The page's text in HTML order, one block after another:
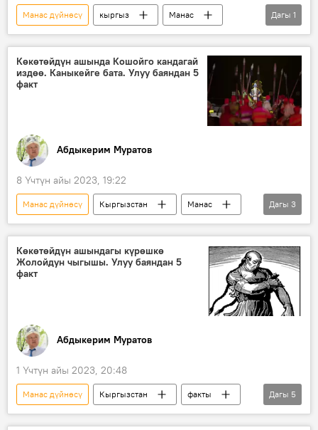
Манас дүйнөсү кыргыз
Манас
Көкөтөйдүн ашы
Дагы 1
Көкөтөйдүн ашында Кошойго кандагай
издөө. Каныкейге бата. Улуу баяндан 5
факт
Абдыкерим Муратов
8 Үчтүн айы 2023, 19:22
Манас дүйнөсү Кыргызстан
Манас
Манас эпосу
Көкөтөйдүн ашы
Дагы 3
Көкөтөйдүн ашындагы күрөшкө
Жолойдун чыгышы. Улуу баяндан 5
факт
Абдыкерим Муратов
1 Үчтүн айы 2023, 20:48
Манас дүйнөсү Кыргызстан
факты
Жолой
күрөш
Манас
Дагы 5